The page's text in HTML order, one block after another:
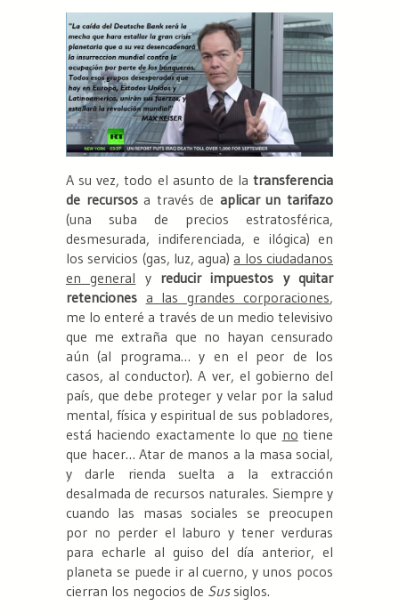
A su vez, todo el asunto de la transferencia
de recursosa través de aplicar un tarifazo
(una suba de precios estratosférica,
desmesurada, indiferenciada, e ilógica) en
los servicios (gas, luz, agua)a los ciudadanos
en general y reducir impuestos y quitar
retenciones a las grandes corporaciones,
me lo enteré a través de un medio televisivo
que me extraña que no hayan censurado
aún (al programa… y en el peor de los
casos, al conductor). A ver, el gobierno del
país, que debe proteger y velar por la salud
mental, física y espiritual de sus pobladores,
está haciendo exactamente lo que no tiene
que hacer… Atar de manos a la masa social,
y darle rienda suelta a la extracción
desalmada de recursos naturales. Siempre y
cuando las masas sociales se preocupen
por no perder el laburo y tener verduras
para echarle al guiso del día anterior, el
planeta se puede ir al cuerno, y unos pocos
cierran los negocios de Sussiglos.